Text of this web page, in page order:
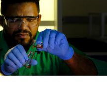
Canais